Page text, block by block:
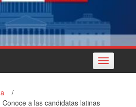
Toggle
navigation
/
a las candidatas latinas